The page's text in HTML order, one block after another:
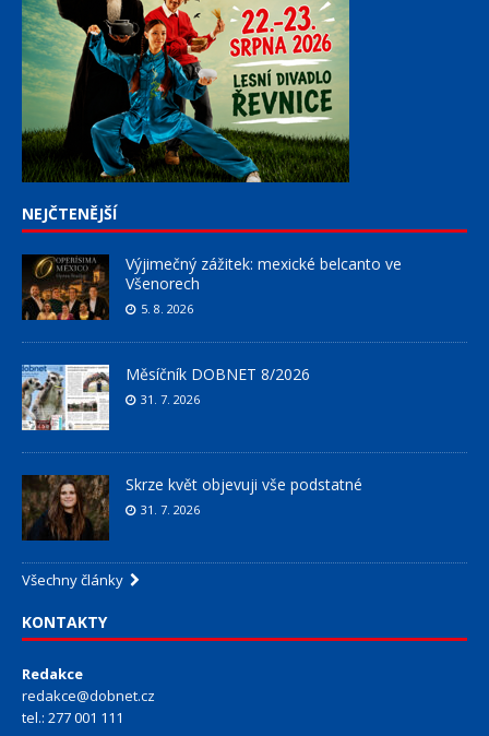
NEJČTENĚJŠÍ
Výjimečný zážitek: mexické belcanto ve
Všenorech
5. 8. 2026
Měsíčník DOBNET 8/2026
31. 7. 2026
Skrze květ objevuji vše podstatné
31. 7. 2026
Všechny články
KONTAKTY
Redakce
redakce@dobnet.cz
tel.: 277 001 111